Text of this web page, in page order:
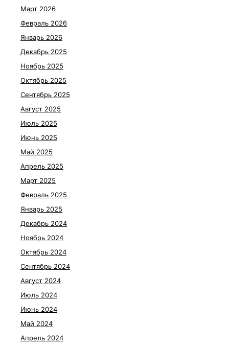
Март 2026
Февраль 2026
Январь 2026
Декабрь 2025
Ноябрь 2025
Октябрь 2025
Сентябрь 2025
Август 2025
Июль 2025
Июнь 2025
Май 2025
Апрель 2025
Март 2025
Февраль 2025
Январь 2025
Декабрь 2024
Ноябрь 2024
Октябрь 2024
Сентябрь 2024
Август 2024
Июль 2024
Июнь 2024
Май 2024
Апрель 2024